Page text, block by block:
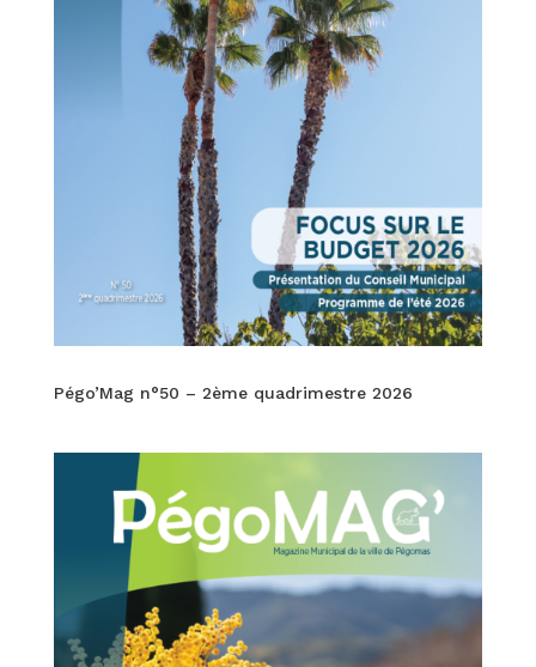
Pégo’Mag n°50 – 2ème quadrimestre 2026